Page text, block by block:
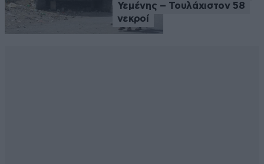
Υεμένης – Τουλάχιστον 58
νεκροί